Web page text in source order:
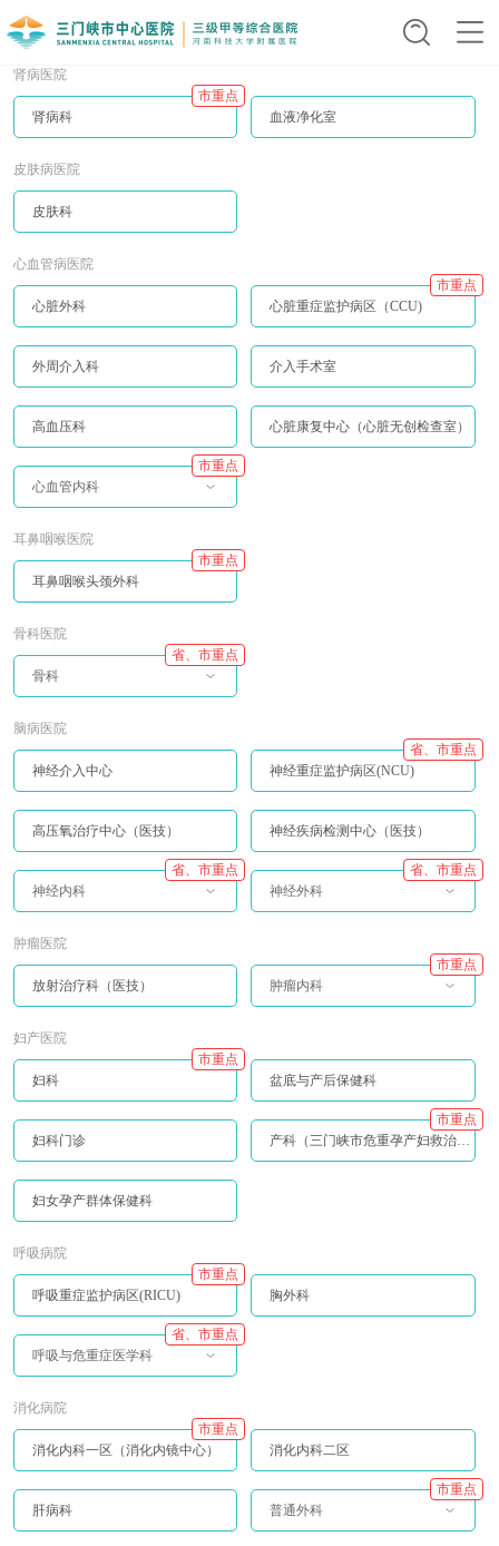
肾病医院
肾病科
市重点
血液净化室
皮肤病医院
皮肤科
心血管病医院
心脏外科 心脏重症监护病区（CCU)
市重点
外周介入科 介入手术室
高血压科 心脏康复中心（心脏无创检查室）
心血管内科
市重点
耳鼻咽喉医院
耳鼻咽喉头颈外科
市重点
骨科医院
骨科
省、市重点
脑病医院
神经介入中心 神经重症监护病区(NCU)
省、市重点
高压氧治疗中心（医技） 神经疾病检测中心（医技）
神经内科
省、市重点
神经外科
省、市重点
肿瘤医院
放射治疗科（医技） 肿瘤内科
市重点
妇产医院
妇科
市重点
盆底与产后保健科
妇科门诊 产科（三门峡市危重孕产妇救治中心）
市重点
妇女孕产群体保健科
呼吸病院
呼吸重症监护病区(RICU)
市重点
胸外科
呼吸与危重症医学科
省、市重点
消化病院
消化内科一区（消化内镜中心）
市重点
消化内科二区
肝病科 普通外科
市重点